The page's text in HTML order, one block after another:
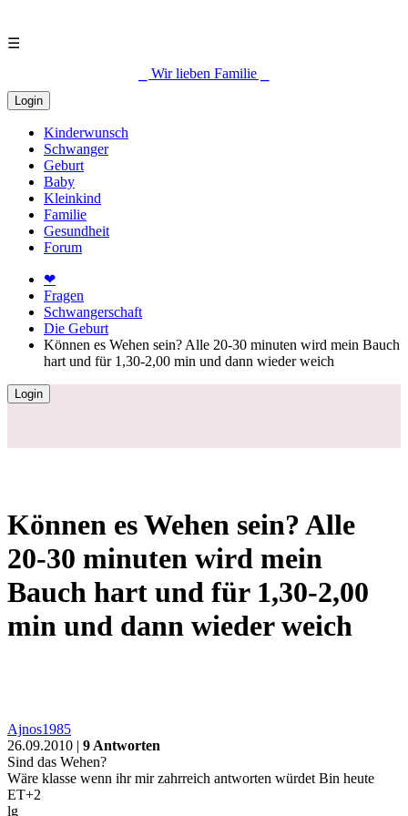
☰
⎯ Wir lieben Familie ⎯
Login
Kinderwunsch
Schwanger
Geburt
Baby
Kleinkind
Familie
Gesundheit
Forum
❤
Fragen
Schwangerschaft
Die Geburt
Können es Wehen sein? Alle 20-30 minuten wird mein Bauch
hart und für 1,30-2,00 min und dann wieder weich
Login
Können es Wehen sein? Alle
20-30 minuten wird mein
Bauch hart und für 1,30-2,00
min und dann wieder weich
Ajnos1985
26.09.2010 | 9 Antworten